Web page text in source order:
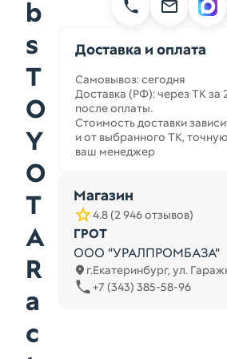
b
s
T
O
Y
O
T
A
R
a
c
Доставка и оплата
Самовывоз: сегодня
Доставка (РФ): через ТК за
после оплаты.
Стоимость доставки
и от выбранного ТК,
ваш менеджер
Магазин
4.8 (2 946 отзывов)
ГРОТ
ООО "УРАЛПРОМБАЗА"
г.Екатеринбург, ул.
+7 (343) 385-58-96